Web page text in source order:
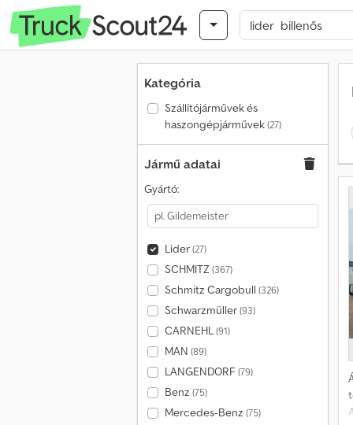
Kategória
Szállítójárművek és
haszongépjárművek(27)
Jármű adatai
Gyártó:
Lider(27)
SCHMITZ(367)
Schmitz Cargobull (326)
Schwarzmüller(93)
CARNEHL(91)
MAN (89)
LANGENDORF (79)
Benz (75)
Mercedes-Benz (75)